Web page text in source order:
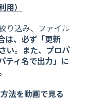
）
り込み、ファイル
は、必ず「更新
い。また、プロパ
ティ名で出力」に
法を動画で見る